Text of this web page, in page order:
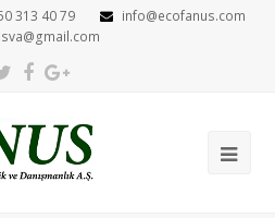
313 40 79
info@ecofanus.com
Twitter
Facebook
Google